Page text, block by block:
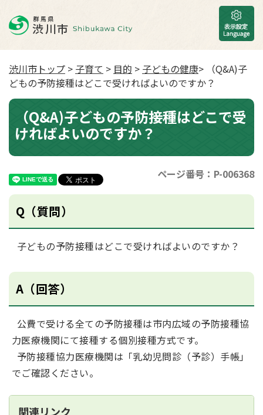
渋川市トップ > 子育て > 目的 > 子どもの健康> （Q&A)子
どもの予防接種はどこで受ければよいのですか？
（Q&A)子どもの予防接種はどこで受
ければよいのですか？
ページ番号：P-006368
Q（質問）
子どもの予防接種はどこで受ければよいのですか？
A（回答）
公費で受ける全ての予防接種は市内広域の予防接種協
力医療機関にて接種する個別接種方式です。
予防接種協力医療機関は「乳幼児問診（予診）手帳」
でご確認ください。
関連リンク